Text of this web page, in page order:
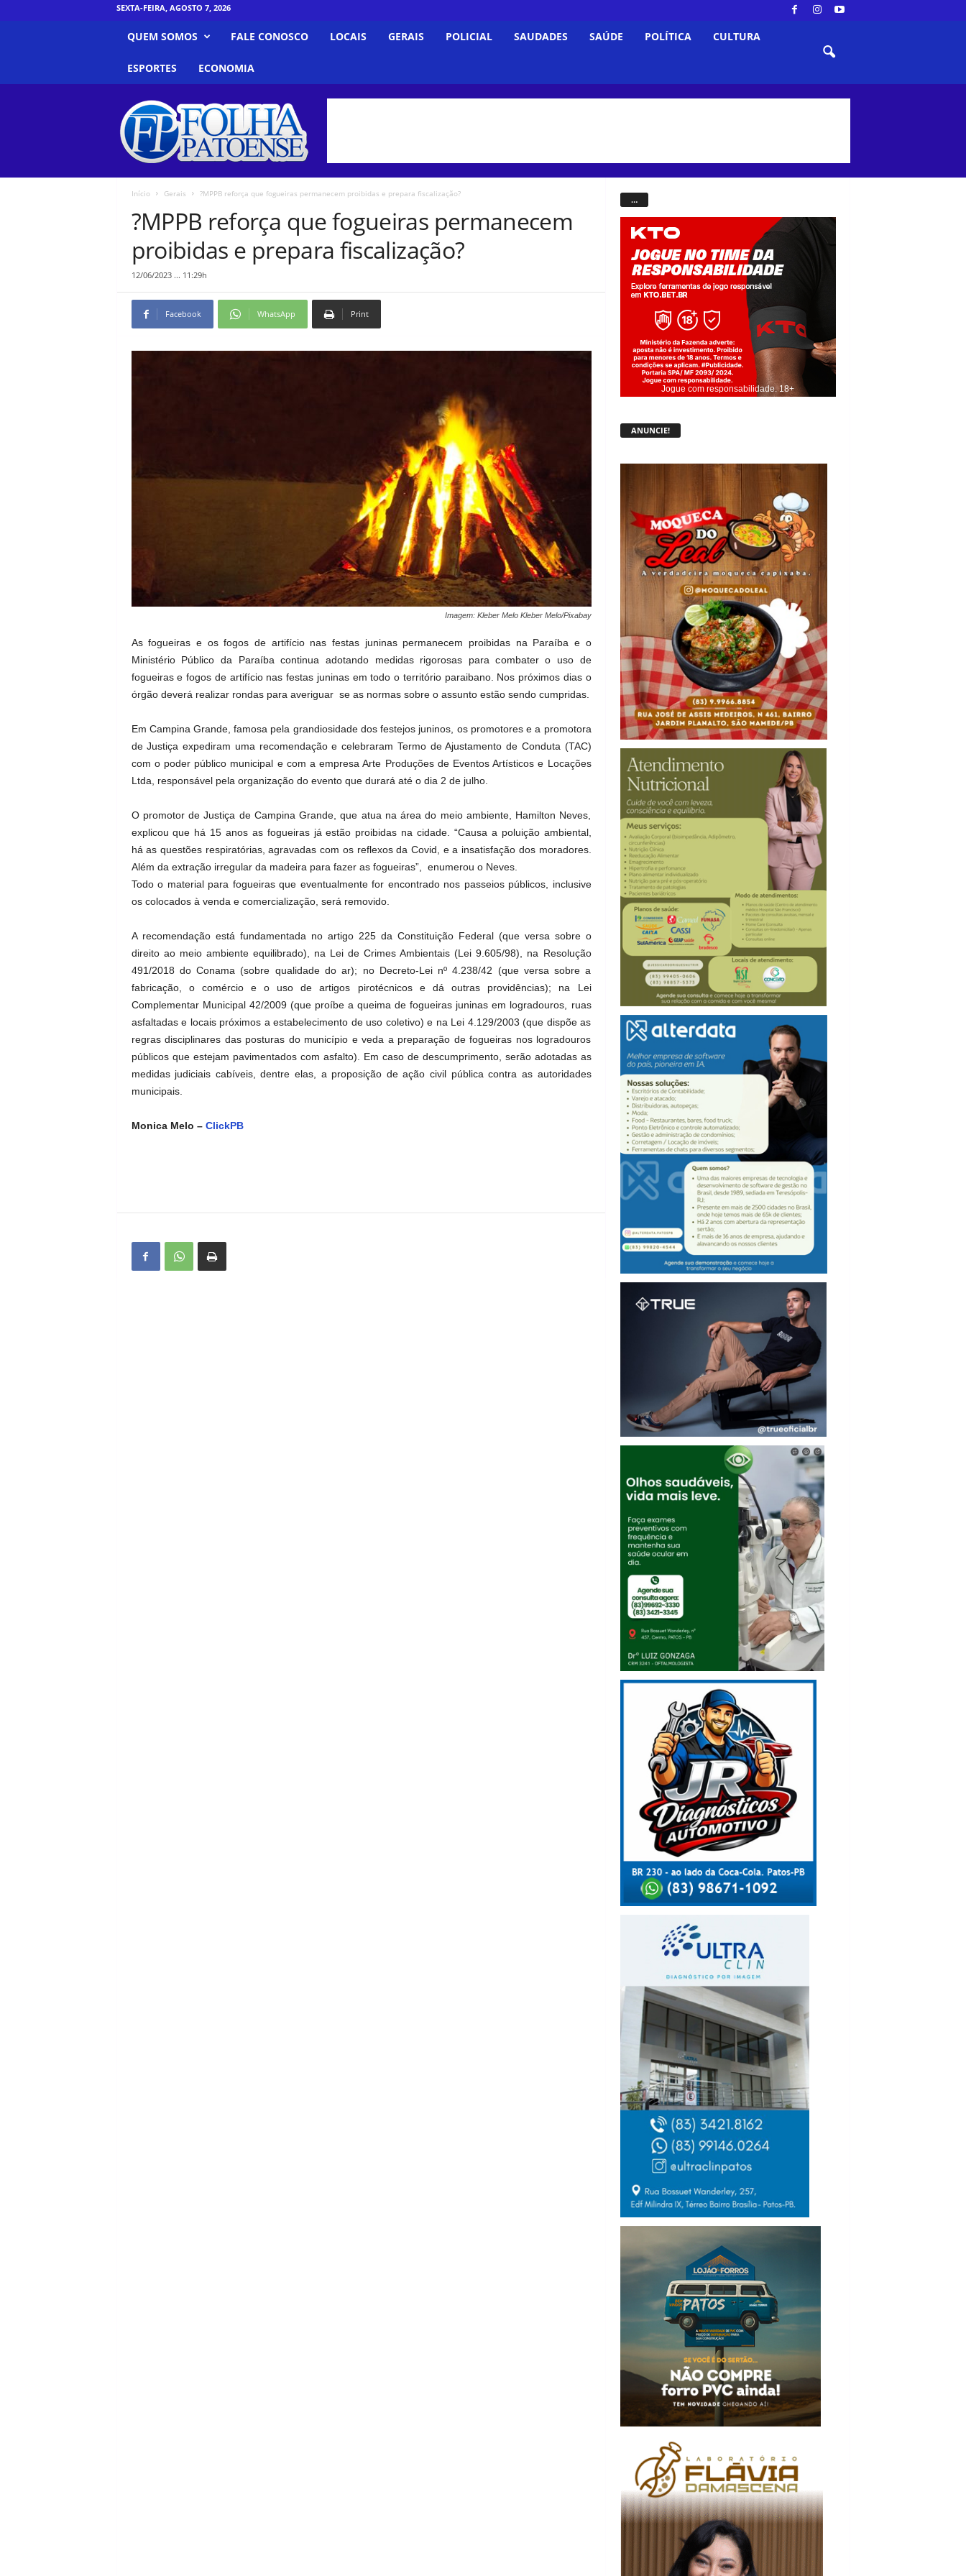
SEXTA-FEIRA, AGOSTO 7, 2026
QUEM SOMOS FALE CONOSCO LOCAIS GERAIS POLICIAL SAUDADES SAÚDE POLÍTICA CULTURA
ESPORTES ECONOMIA
Início Gerais ?MPPB reforça que fogueiras permanecem proibidas e prepara fiscalização?
?MPPB reforça que fogueiras permanecem
proibidas e prepara fiscalização?
12/06/2023 ... 11:29h
Facebook WhatsApp Print
Imagem: Kleber Melo Kleber Melo/Pixabay
As fogueiras e os fogos de artifício nas festas juninas permanecem proibidas na Paraíba e o
Ministério Público da Paraíba continua adotando medidas rigorosas para combater o uso de
fogueiras e fogos de artifício nas festas juninas em todo o território paraibano. Nos próximos dias o
órgão deverá realizar rondas para averiguar se as normas sobre o assunto estão sendo cumpridas.
Em Campina Grande, famosa pela grandiosidade dos festejos juninos, os promotores e a promotora
de Justiça expediram uma recomendação e celebraram Termo de Ajustamento de Conduta (TAC)
com o poder público municipal e com a empresa Arte Produções de Eventos Artísticos e Locações
Ltda, responsável pela organização do evento que durará até o dia 2 de julho.
O promotor de Justiça de Campina Grande, que atua na área do meio ambiente, Hamilton Neves,
explicou que há 15 anos as fogueiras já estão proibidas na cidade. “Causa a poluição ambiental,
há as questões respiratórias, agravadas com os reflexos da Covid, e a insatisfação dos moradores.
Além da extração irregular da madeira para fazer as fogueiras”, enumerou o Neves.
Todo o material para fogueiras que eventualmente for encontrado nos passeios públicos, inclusive
os colocados à venda e comercialização, será removido.
A recomendação está fundamentada no artigo 225 da Constituição Federal (que versa sobre o
direito ao meio ambiente equilibrado), na Lei de Crimes Ambientais (Lei 9.605/98), na Resolução
491/2018 do Conama (sobre qualidade do ar); no Decreto-Lei nº 4.238/42 (que versa sobre a
fabricação, o comércio e o uso de artigos pirotécnicos e dá outras providências); na Lei
Complementar Municipal 42/2009 (que proíbe a queima de fogueiras juninas em logradouros, ruas
asfaltadas e locais próximos a estabelecimento de uso coletivo) e na Lei 4.129/2003 (que dispõe as
regras disciplinares das posturas do município e veda a preparação de fogueiras nos logradouros
públicos que estejam pavimentados com asfalto). Em caso de descumprimento, serão adotadas as
medidas judiciais cabíveis, dentre elas, a proposição de ação civil pública contra as autoridades
municipais.
Monica Melo – ClickPB
…
Jogue com responsabilidade. 18+
ANUNCIE!